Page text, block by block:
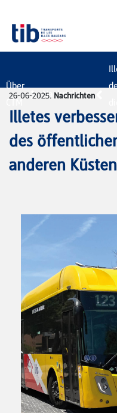
Über
CTM
Nachrichten
26-06-2025. Nachrichten
Illetes
des
anderen